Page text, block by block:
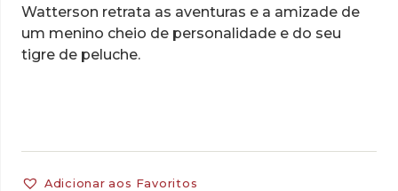
Watterson retrata as aventuras e a amizade de
um menino cheio de personalidade e do seu
tigre de peluche.
Adicionar aos Favoritos